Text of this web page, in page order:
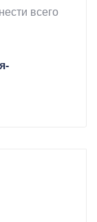
всего